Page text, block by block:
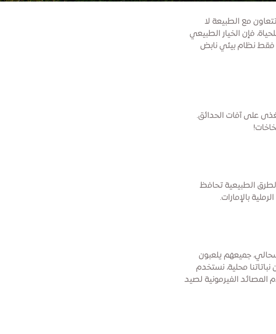
مع الطبيعة لا
فإن الخيار الطبيعي
فقط نظام بيئي نابض
على آفات الحدائق.
الطبيعية تحافظ
بالإمارات.
جميعهم يلعبون
من نباتاتنا محلية، نستخدم
الفيرمونية لصيد